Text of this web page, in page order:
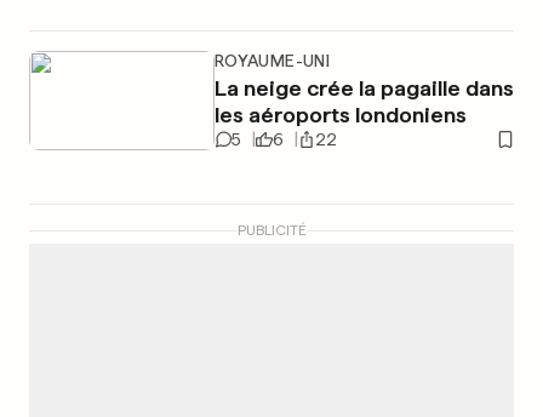
ROYAUME-UNI
La neige crée la pagaille dans
les aéroports londoniens
5 6 22
PUBLICITÉ